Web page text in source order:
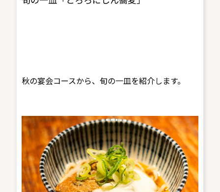
秋の宴会コースから、旬の一皿を紹介します。